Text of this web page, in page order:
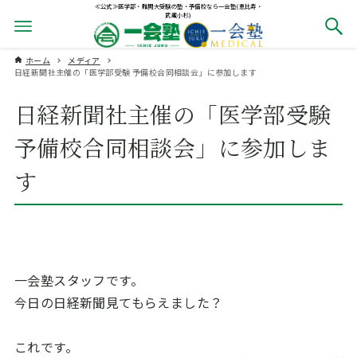
≪公式≫医学部・難関大受験の塾・予備校なら一会塾(恵比寿・
武蔵小杉)
ホーム
メディア
日経新聞社主催の「医学部受験 予備校合同相談会」に参加します
日経新聞社主催の「医学部受験
予備校合同相談会」に参加しま
す
一会塾スタッフです。
今日の日経新聞見てもらえました？
これです。